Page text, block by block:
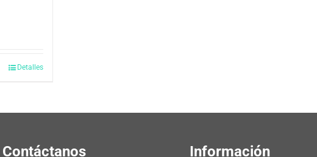
Detalles
Contáctanos Información